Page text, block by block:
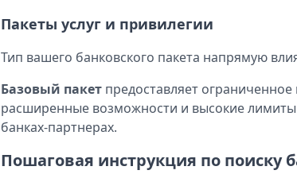
Пакеты услуг и привилегии
Тип вашего банковского пакета напрямую
Базовый пакет предоставляет
расширенные возможности и высокие
банках-партнерах.
Пошаговая инструкция по поиску